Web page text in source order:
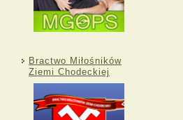
Bractwo Miłośników
Ziemi Chodeckiej